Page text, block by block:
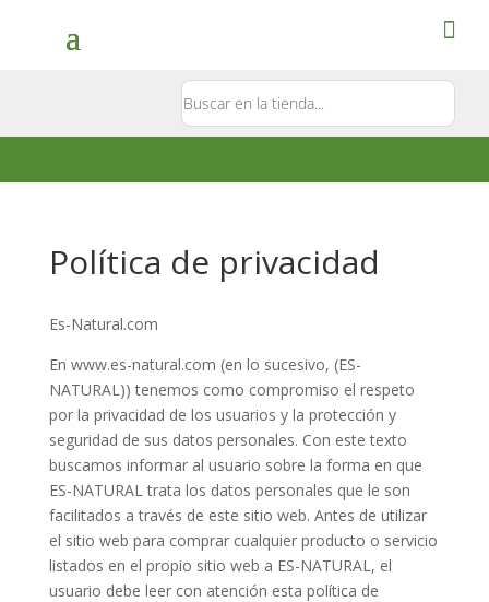
Política de privacidad
Es-Natural.com
En www.es-natural.com (en lo sucesivo, (ES-
NATURAL)) tenemos como compromiso el respeto
por la privacidad de los usuarios y la protección y
seguridad de sus datos personales. Con este texto
buscamos informar al usuario sobre la forma en que
ES-NATURAL trata los datos personales que le son
facilitados a través de este sitio web. Antes de utilizar
el sitio web para comprar cualquier producto o servicio
listados en el propio sitio web a ES-NATURAL, el
usuario debe leer con atención esta política de